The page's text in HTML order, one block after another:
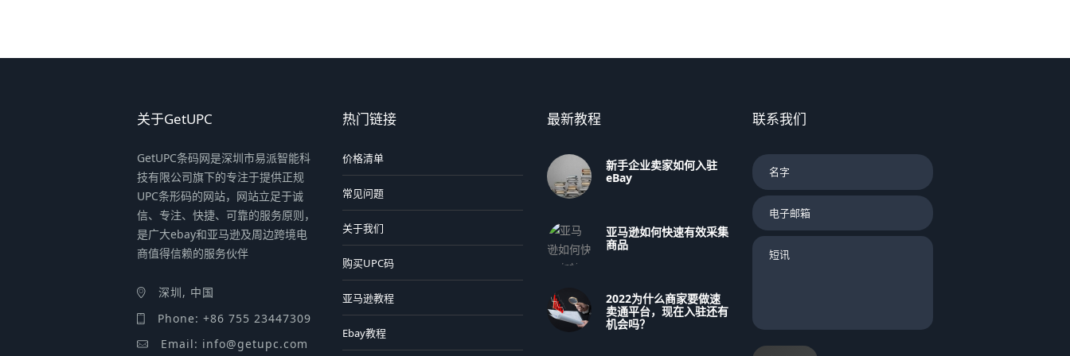
关于GetUPC
GetUPC条码网是深圳市易派智能科
技有限公司旗下的专注于提供正规
UPC条形码的网站，网站立足于诚
信、专注、快捷、可靠的服务原则，
是广大ebay和亚马逊及周边跨境电
商值得信赖的服务伙伴
深圳, 中国
Phone: +86 755 23447309
Email: info@getupc.com
热门链接
价格清单
常见问题
关于我们
购买UPC码
亚马逊教程
Ebay教程
最新教程
新手企业卖家如何入驻
eBay
亚马逊如何快速有效采集
商品
2022为什么商家要做速
卖通平台，现在入驻还有
机会吗？
联系我们